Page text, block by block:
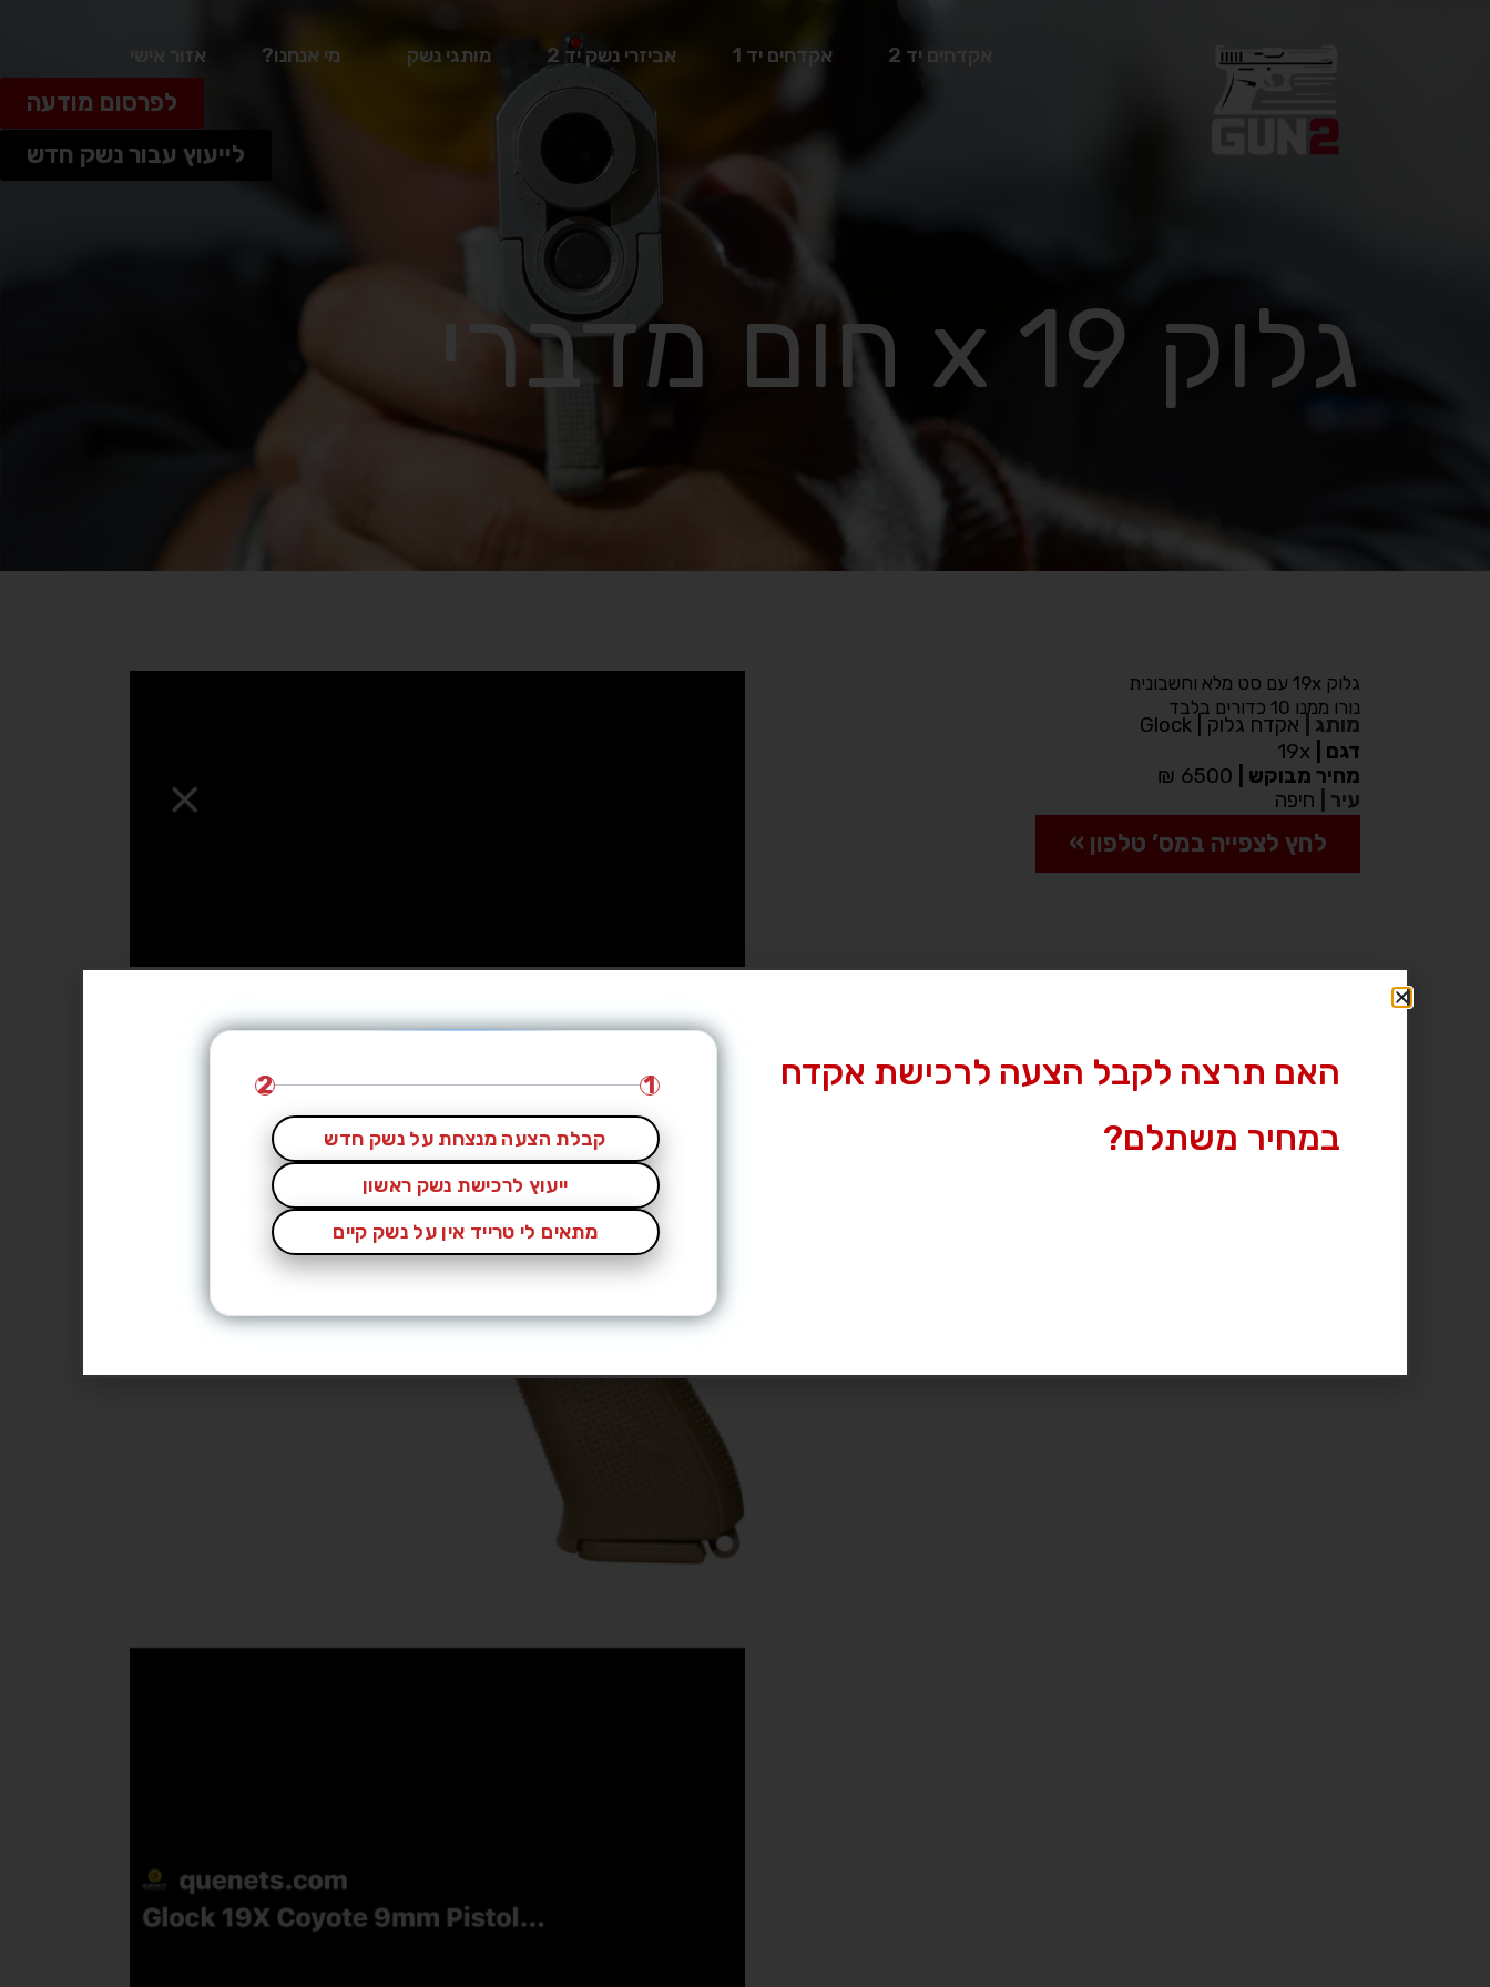
אקדחים יד 2 אקדחים יד 1 אביזרי נשק יד 2 מותגי נשק מי אנחנו? אזור אישי
לפרסום מודעה
לייעוץ עבור נשק חדש
גלוק 19 x חום מדברי
גלוק 19x עם סט מלא וחשבונית
נורו ממנו 10 כדורים בלבד
מותג
אקדח גלוק | Glock
דגם
מחיר מבוקש
עיר
חיפה
לחץ לצפייה במס’ טלפון »
האם תרצה לקבל הצעה לרכישת אקדח
במחיר משתלם?
1
2
קבלת הצעה מנצחת על נשק חדש
ייעוץ לרכישת נשק ראשון
מתאים לי טרייד אין על נשק קיים